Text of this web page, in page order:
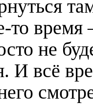
то
не
И всё